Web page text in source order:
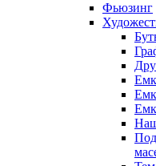
Фьюзинг